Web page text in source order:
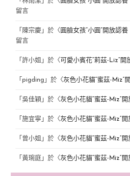
留言
「 陳宗慶」於〈 圓臉女孩“小圓”開放認
留言
「 許小姐 」於〈 可愛小賓花“莉茲-Liz”開
「 pigding 」於〈灰色小花貓“蜜茲-Miz”
「 吳佳穎 」於〈灰色小花貓“蜜茲-Miz”開
「 施宜寧 」於〈灰色小花貓“蜜茲-Miz”開
「 曾小姐 」於〈灰色小花貓“蜜茲-Miz”開
「 黃琬庭」於〈灰色小花貓“蜜茲-Miz”開